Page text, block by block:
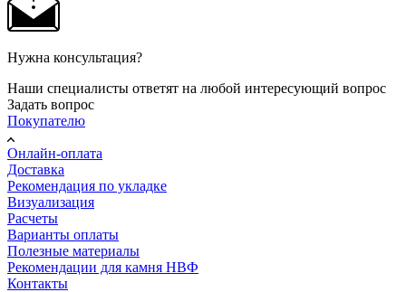
Нужна консультация?
Наши специалисты ответят на любой интересующий вопрос
Задать вопрос
Покупателю
Онлайн-оплата
Доставка
Рекомендация по укладке
Визуализация
Расчеты
Варианты оплаты
Полезные материалы
Рекомендации для камня НВФ
Контакты